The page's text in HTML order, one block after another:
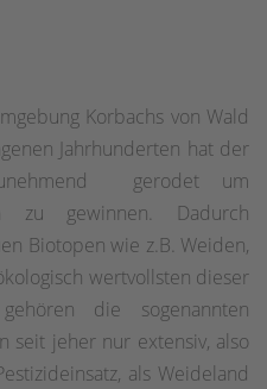
Korbachs von Wald
Jahrhunderten hat der
gerodet um
zu gewinnen. Dadurch
Biotopen wie z.B. Weiden,
wertvollsten dieser
die sogenannten
seit jeher nur extensiv, also
als Weideland